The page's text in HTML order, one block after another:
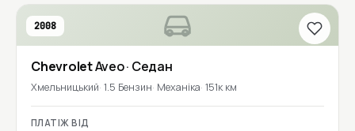
2008
ChevroletAveo· Седан
Хмельницький 1.5 Бензин Механіка 151к км
ПЛАТІЖ ВІД